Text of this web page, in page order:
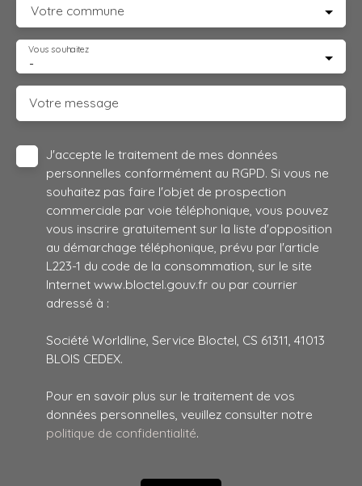
Votre commune
-
Vous souhaitez
Votre message
J'accepte le traitement de mes données
personnelles conformément au RGPD. Si vous ne
souhaitez pas faire l'objet de prospection
commerciale par voie téléphonique, vous pouvez
vous inscrire gratuitement sur la liste d'opposition
au démarchage téléphonique, prévu par l'article
L223-1 du code de la consommation, sur le site
Internet www.bloctel.gouv.fr ou par courrier
adressé à :
Société Worldline, Service Bloctel, CS 61311, 41013
BLOIS CEDEX.
Pour en savoir plus sur le traitement de vos
données personnelles, veuillez consulter notre
politique de confidentialité.